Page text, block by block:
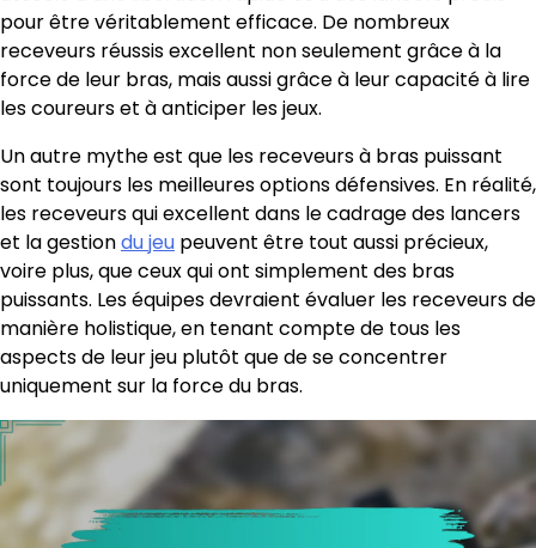
pour être véritablement efficace. De nombreux
receveurs réussis excellent non seulement grâce à la
force de leur bras, mais aussi grâce à leur capacité à lire
les coureurs et à anticiper les jeux.
Un autre mythe est que les receveurs à bras puissant
sont toujours les meilleures options défensives. En réalité,
les receveurs qui excellent dans le cadrage des lancers
et la gestiondu jeu peuvent être tout aussi précieux,
voire plus, que ceux qui ont simplement des bras
puissants. Les équipes devraient évaluer les receveurs de
manière holistique, en tenant compte de tous les
aspects de leur jeu plutôt que de se concentrer
uniquement sur la force du bras.